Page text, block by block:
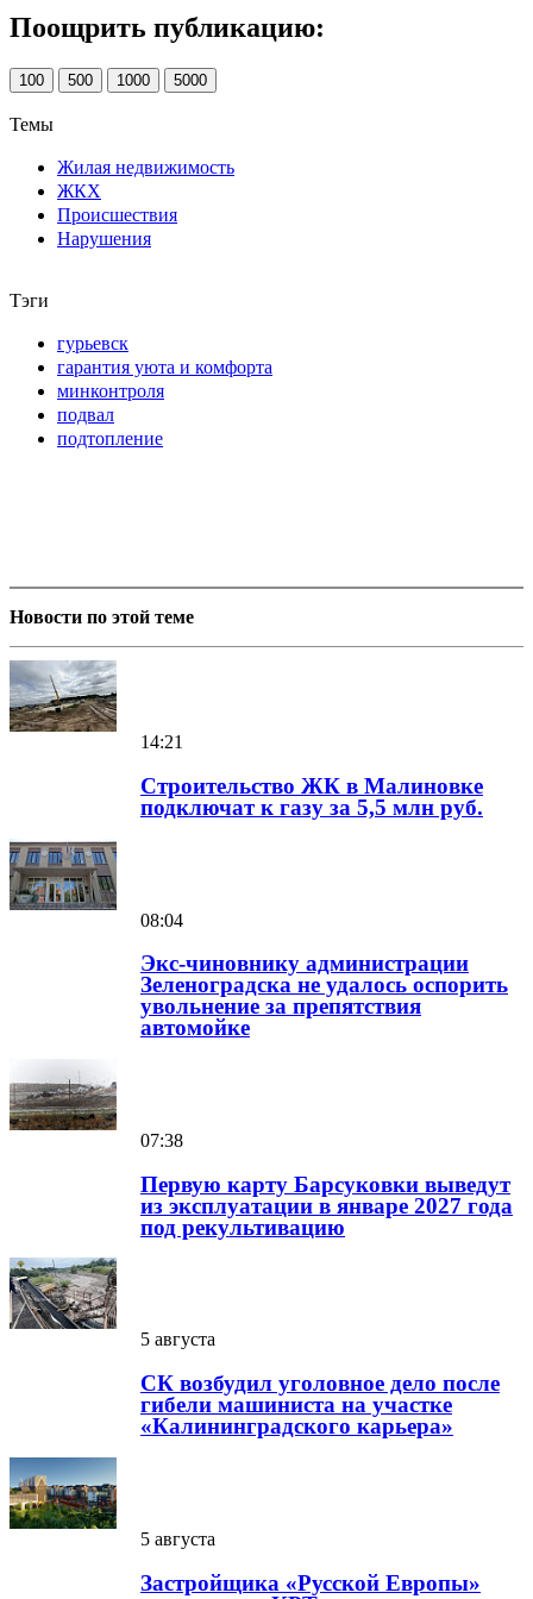
Поощрить публикацию:
100 500 1000 5000
Темы
Жилая недвижимость
ЖКХ
Происшествия
Нарушения
Тэги
гурьевск
гарантия уюта и комфорта
минконтроля
подвал
подтопление
Новости по этой теме
14:21
Строительство ЖК в Малиновке
подключат к газу за 5,5 млн руб.
08:04
Экс-чиновнику администрации
Зеленоградска не удалось оспорить
увольнение за препятствия
автомойке
07:38
Первую карту Барсуковки выведут
из эксплуатации в январе 2027 года
под рекультивацию
5 августа
СК возбудил уголовное дело после
гибели машиниста на участке
«Калининградского карьера»
5 августа
Застройщика «Русской Европы»